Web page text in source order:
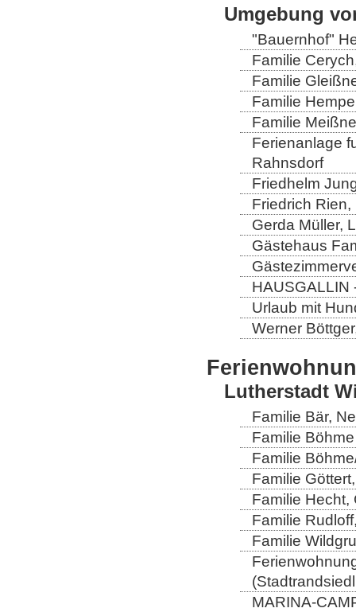
Umgebung
"Bauernhof"
Familie
Familie
Familie
Familie
Ferienanlage
Rahnsdorf
Friedhelm
Friedrich
Gerda Müller,
Gästehaus
HAUSGALLIN
Urlaub mit
Werner
Lutherstadt
Familie Bär,
Familie
Familie
Familie
Familie Hecht,
Familie
Familie
MARINA-